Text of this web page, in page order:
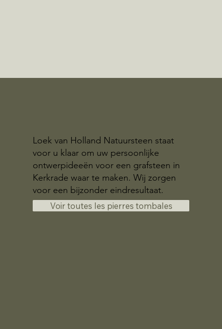
Loek van Holland Natuursteen staat
voor u klaar om uw persoonlijke
ontwerpideeën voor een grafsteen in
Kerkrade waar te maken. Wij zorgen
voor een bijzonder eindresultaat.
Voir toutes les pierres tombales